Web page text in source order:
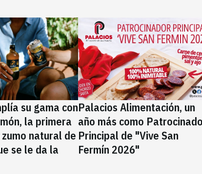
su gama con
la primera
natural de
se le da la
Palacios Alimentación, un
año más como
Principal de "Vive San
Fermín 2026"